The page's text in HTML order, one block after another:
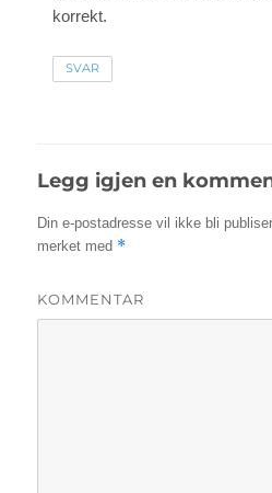
korrekt.
SVAR
Legg igjen en
Din e-postadresse vil ikke bli
merket med *
KOMMENTAR